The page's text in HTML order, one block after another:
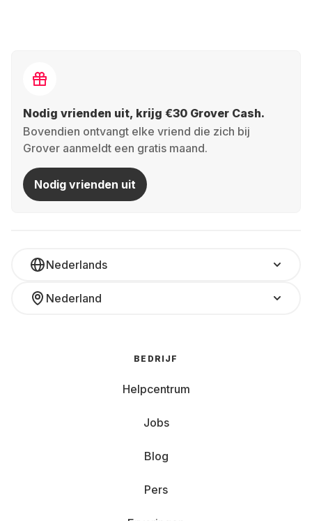
Nodig vrienden uit, krijg €30 Grover Cash.
Bovendien ontvangt elke vriend die zich bij
Grover aanmeldt een gratis maand.
Nodig vrienden uit
Nederlands
Nederland
BEDRIJF
Helpcentrum
Jobs
Blog
Pers